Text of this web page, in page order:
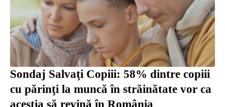
Sondaj Salvaţi Copiii: 58% dintre copiii
cu părinţi la muncă în străinătate vor ca
aceştia să revină în România